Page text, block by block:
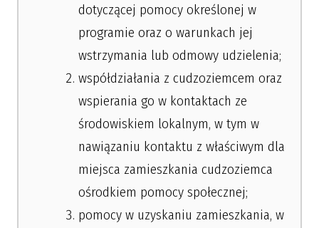
dotyczącej pomocy określonej w
programie oraz o warunkach jej
wstrzymania lub odmowy udzielenia;
współdziałania z cudzoziemcem oraz
wspierania go w kontaktach ze
środowiskiem lokalnym, w tym w
nawiązaniu kontaktu z właściwym dla
miejsca zamieszkania cudzoziemca
ośrodkiem pomocy społecznej;
pomocy w uzyskaniu zamieszkania, w